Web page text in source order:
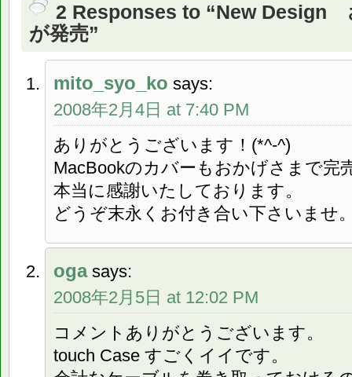
2 Responses to “New Design
が発売”
mito_syo_ko says:
2008年2月4日 at 7:40 PM
ありがとうございます！(*^-^)
MacBookのカバーもおかげさまで完
本当に感謝いたしております。
どうぞ末永くお付き合い下さいませ
oga says:
2008年2月5日 at 12:02 PM
コメントありがとうございます。
touch Case すごくイイです。